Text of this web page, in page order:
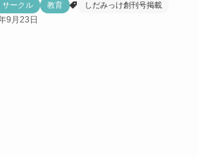
サークル 教育 しだみっけ創刊号掲載
9月23日